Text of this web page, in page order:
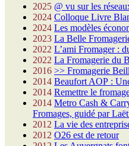
2025 @ vu sur les
2024 Colloque Livre
2024 Les modèles
2023 La Belle
2022 L’ami Fromager :
2022 La Fromagerie du
2016 >> Fromagerie
2014 Beaufort AOP :
2014 Remettre le
2014 Metro Cash &
Fromages, guidé par
2012 La vie des
2012 O26 est de retour